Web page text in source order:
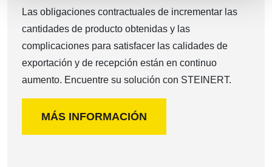
Las obligaciones contractuales de incrementar las
cantidades de producto obtenidas y las
complicaciones para satisfacer las calidades de
exportación y de recepción están en continuo
aumento. Encuentre su solución con STEINERT.
MÁS INFORMACIÓN